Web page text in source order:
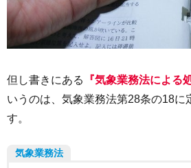
但し書きにある 『気象業務法による
いうのは、気象業務法第28条の18に
す。
気象業務法